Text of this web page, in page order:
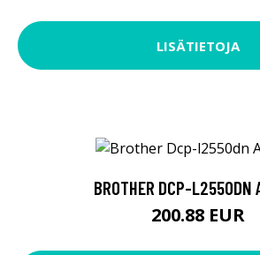
LISÄTIETOJA
BROTHER DCP-L2550DN
200.88 EUR